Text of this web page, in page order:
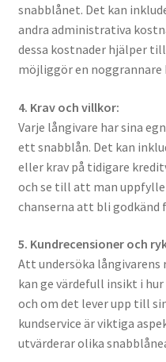
snabblånet. Det kan
andra administrativa
dessa kostnader hjälper
möjliggör en
4. Krav och villkor:
Varje långivare har sina
ett snabblån. Det kan
eller krav på tidigare
och se till att man
chanserna att bli godkänd
5. Kundrecensioner och
Att undersöka långivarens
kan ge värdefull insikt i
och om det lever upp till
kundservice är viktiga
utvärderar olika